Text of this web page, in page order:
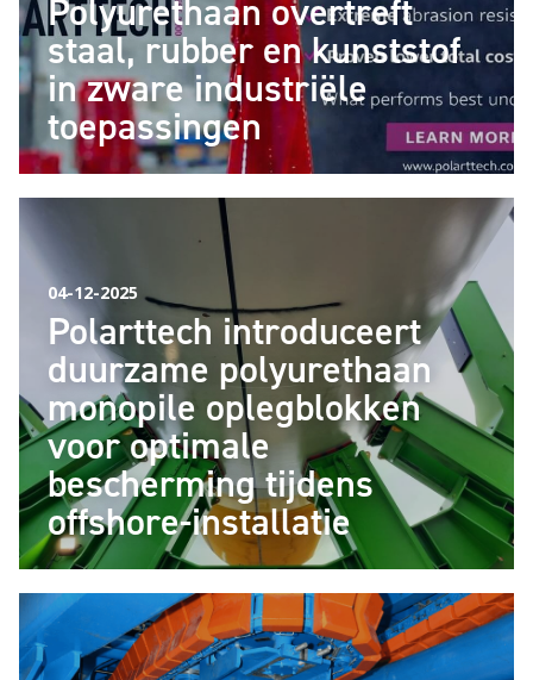
Polyurethaan overtreft
staal, rubber en kunststof
in zware industriële
toepassingen
04-12-2025
Polarttech introduceert
duurzame polyurethaan
monopile oplegblokken
voor optimale
bescherming tijdens
offshore-installatie